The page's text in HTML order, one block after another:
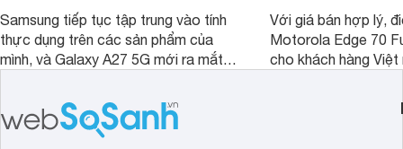
Samsung tiếp tục tập trung vào tính
thực dụng trên các sản phẩm của
mình, và Galaxy A27 5G mới ra mắt
tới cho người dùng một thiết bị chất
lượng với nhiều trang bị ấn tượng và
độ bền bỉ cho nhu cầu sử dụng lâu
Với giá bán hợp lý,
Motorola Edge 70
cho khách hàng Việt
trang bị hiện đại